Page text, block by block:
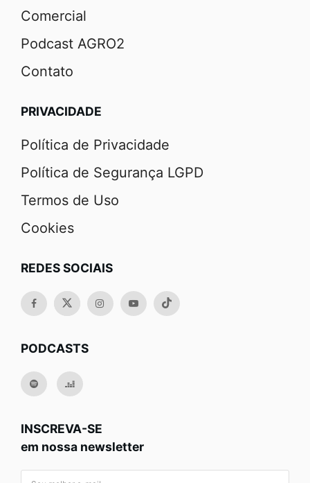
Comercial
Podcast AGRO2
Contato
PRIVACIDADE
Política de Privacidade
Política de Segurança LGPD
Termos de Uso
Cookies
REDES SOCIAIS
PODCASTS
INSCREVA-SE
em nossa newsletter